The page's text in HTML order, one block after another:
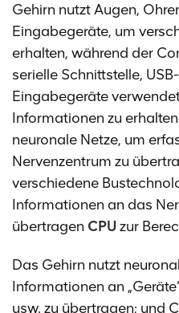
Gehirn nutzt Augen,
Eingabegeräte, um
erhalten, während der
serielle Schnittstelle,
Eingabegeräte
Informationen zu
neuronale Netze, um
Nervenzentrum zu
verschiedene
Informationen an das
übertragen CPUzur
Das Gehirn nutzt
Informationen an
usw. zu übertragen; und